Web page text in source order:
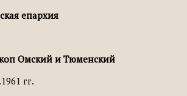
епархия
Омский и Тюменский
гг.